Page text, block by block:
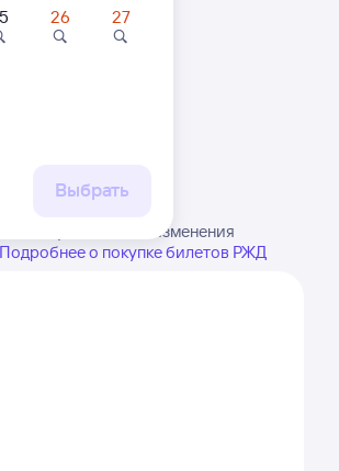
в виду, возможны изменения
Подробнее о покупке билетов РЖД
26 27
Выбрать